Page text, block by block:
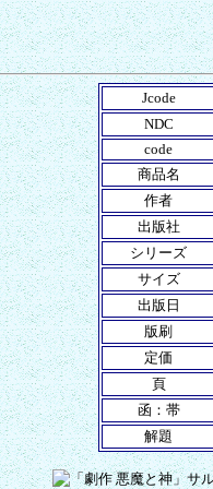
Jcode
NDC
code
商品名
作者
出版社
シリーズ
サイズ
出版日
版刷
定価
頁
函：帯
解題